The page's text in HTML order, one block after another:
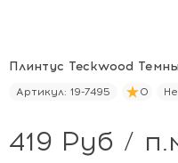
Плинтус Teckwood
Артикул: 19-7495 0
419 Руб /